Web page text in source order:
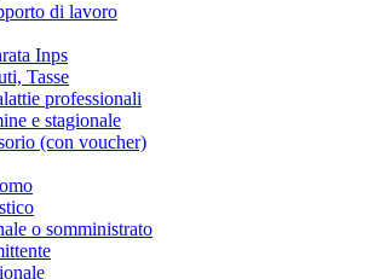
di lavoro
Inps
Tasse
professionali
e stagionale
(con voucher)
o somministrato